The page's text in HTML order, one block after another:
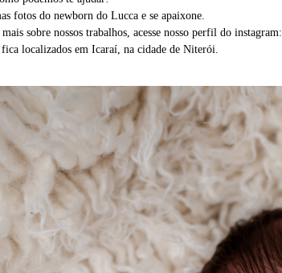
fotos do newborn do Lucca e se apaixone.
sobre nossos trabalhos, acesse nosso perfil do instagram:
fica localizados em Icaraí, na cidade de Niterói.